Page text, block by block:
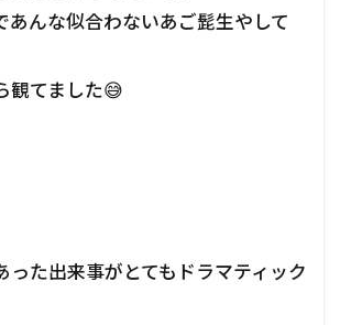
あんな似合わないあご髭生やして
観てました😅
った出来事がとてもドラマティック